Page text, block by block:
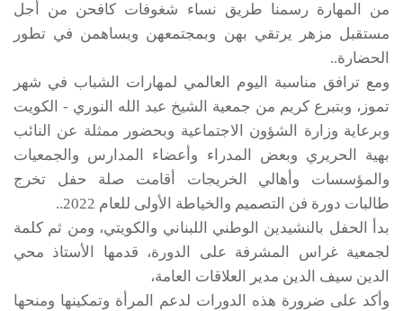
من المهارة رسمنا طريق نساء شغوفات كافحن من أجل
مستقبل مزهر يرتقي بهن وبمجتمعهن ويساهمن في تطور
الحضارة..
ومع ترافق مناسبة اليوم العالمي لمهارات الشباب في شهر
تموز، وبتبرع كريم من جمعية الشيخ عبد الله النوري - الكويت
وبرعاية وزارة الشؤون الاجتماعية وبحضور ممثلة عن النائب
بهية الحريري وبعض المدراء وأعضاء المدارس والجمعيات
والمؤسسات وأهالي الخريجات أقامت صلة حفل تخرج
طالبات دورة فن التصميم والخياطة الأولى للعام 2022..
بدأ الحفل بالنشيدين الوطني اللبناني والكويتي، ومن ثم كلمة
لجمعية غراس المشرفة على الدورة، قدمها الأستاذ محي
الدين سيف الدين مدير العلاقات العامة،
وأكد على ضرورة هذه الدورات لدعم المرأة وتمكينها ومنحها